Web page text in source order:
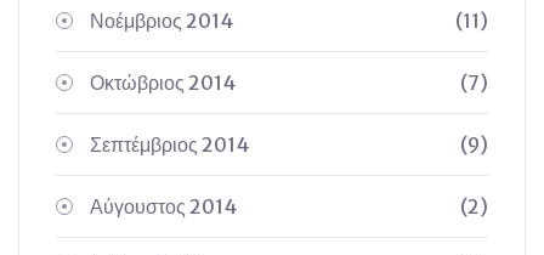
Νοέμβριος 2014 (11)
Οκτώβριος 2014 (7)
Σεπτέμβριος 2014 (9)
Αύγουστος 2014 (2)